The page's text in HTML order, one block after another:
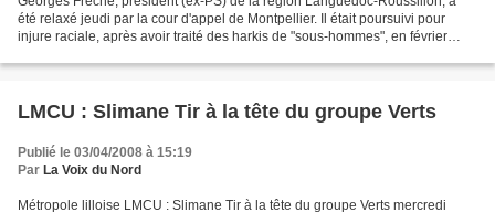
été relaxé jeudi par la cour d'appel de Montpellier. Il était poursuivi pour
injure raciale, après avoir traité des harkis de "sous-hommes", en février
LMCU : Slimane Tir à la tête du groupe Verts
Publié le 03/04/2008 à 15:19
Par La Voix du Nord
Métropole lilloise LMCU : Slimane Tir à la tête du groupe Verts mercredi